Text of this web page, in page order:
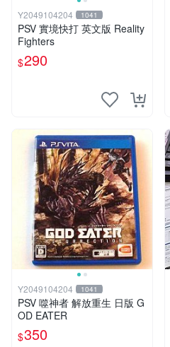
Y2049104204 1041
PSV 實境快打 英文版 Reality
Fighters
$290
Y2049104204 1041
PSV 噬神者 解放重生 日版 G
OD EATER
$350